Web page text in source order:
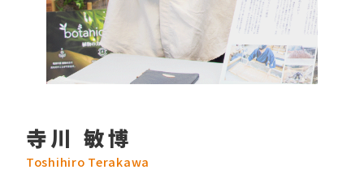
寺川 敏博
Toshihiro Terakawa